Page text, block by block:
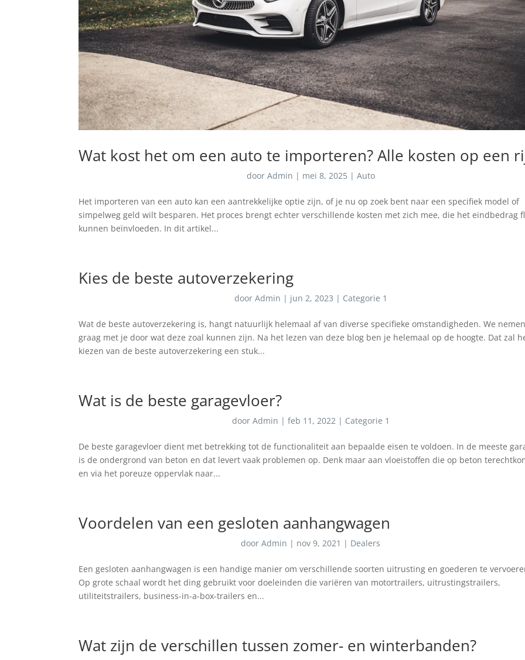
Wat kost het om een auto te importeren? Alle kosten op een
door Admin | mei 8, 2025 | Auto
Het importeren van een auto kan een aantrekkelijke optie zijn, of je nu op zoek bent naar een specifiek model of
simpelweg geld wilt besparen. Het proces brengt echter verschillende kosten met zich mee, die het eindbedrag
kunnen beïnvloeden. In dit artikel...
Kies de beste autoverzekering
door Admin | jun 2, 2023 | Categorie 1
Wat de beste autoverzekering is, hangt natuurlijk helemaal af van diverse specifieke omstandigheden. We nemen
graag met je door wat deze zoal kunnen zijn. Na het lezen van deze blog ben je helemaal op de hoogte. Dat zal
kiezen van de beste autoverzekering een stuk...
Wat is de beste garagevloer?
door Admin | feb 11, 2022 | Categorie 1
De beste garagevloer dient met betrekking tot de functionaliteit aan bepaalde eisen te voldoen. In de meeste
is de ondergrond van beton en dat levert vaak problemen op. Denk maar aan vloeistoffen die op beton
en via het poreuze oppervlak naar...
Voordelen van een gesloten aanhangwagen
doorAdmin | nov 9, 2021 | Dealers
Een gesloten aanhangwagen is een handige manier om verschillende soorten uitrusting en goederen te
Op grote schaal wordt het ding gebruikt voor doeleinden die variëren van motortrailers, uitrustingstrailers,
utiliteitstrailers, business-in-a-box-trailers en...
Wat zijn de verschillen tussen zomer- en winterbanden?